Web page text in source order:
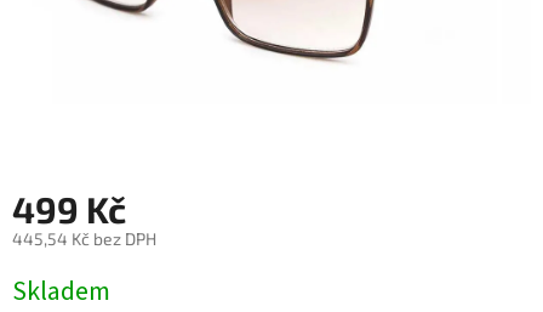
499 Kč
445,54 Kč bez DPH
cena:
Skladem